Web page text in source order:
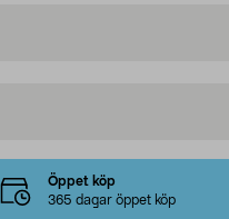
Öppet köp
365 dagar öppet köp